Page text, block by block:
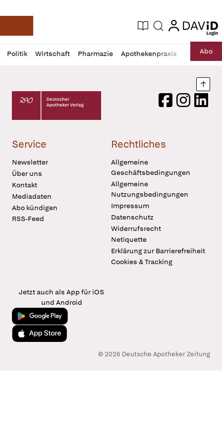
Deutsche Apotheker Zeitung
Aktuelle Ausgabe
Suche login
login
Politik Wirtschaft Pharmazie Apothekenpraxis RechtAbo
Profil
öffnen
Daz
Pur
Deutscher Apotheker Verlag Logo
FacebookInstagram
Service
Newsletter
Über uns
Kontakt
Mediadaten
Abo kündigen
RSS-Feed
Rechtliches
Allgemeine
Geschäftsbedingungen
Allgemeine
Nutzungsbedingungen
Impressum
Datenschutz
Widerrufsrecht
Netiquette
Erklärung zur Barrierefreiheit
Cookies & Tracking
Jetzt auch als App für iOS
und Android
Jetzt bei Google Play
Laden im App Store
© 2026 Deutsche Apotheker Zeitung